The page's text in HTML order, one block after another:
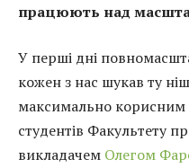
працюють над
У перші дні
кожен з нас шукав ту
максимально корисним
студентів Факультету
викладачем Олегом